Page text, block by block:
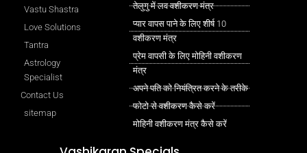
Vastu Shastra
Love Solutions
Tantra
Astrology
Specialist
Contact Us
sitemap
तेलुगु में लव वशीकरण मंत्र
प्यार वापस पाने के लिए शीर्ष 10
वशीकरण मंत्र
प्रेम वापसी के लिए मोहिनी वशीकरण
मंत्र
अपने पति को नियंत्रित करने के तरीके
फोटो से वशीकरण कैसे करें
मोहिनी वशीकरण मंत्र कैसे करें